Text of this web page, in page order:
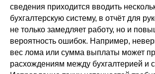
сведения приходится вводить
бухгалтерскую систему, в отчёт для
не только замедляет работу, но и
вероятность ошибок. Например,
вес лома или сумма выплаты может
расхождениям между бухгалтерией и